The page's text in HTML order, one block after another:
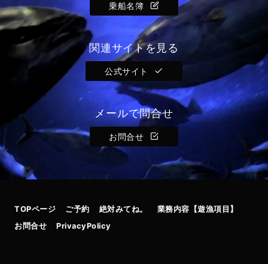
乗船名簿
関連サイトを見る
公式サイト
メールで問合せ
お問合せ
TOPページ ご予約 絶対みてね。
業務内容【遊漁項目】
お問合せ
PrivacyPolicy